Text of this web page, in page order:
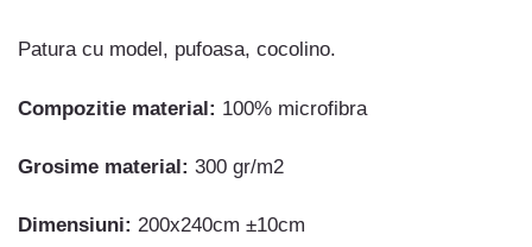
Patura cu model, pufoasa, cocolino.
Compozitie material: 100% microfibra
Grosime material: 300 gr/m2
Dimensiuni: 200x240cm ±10cm